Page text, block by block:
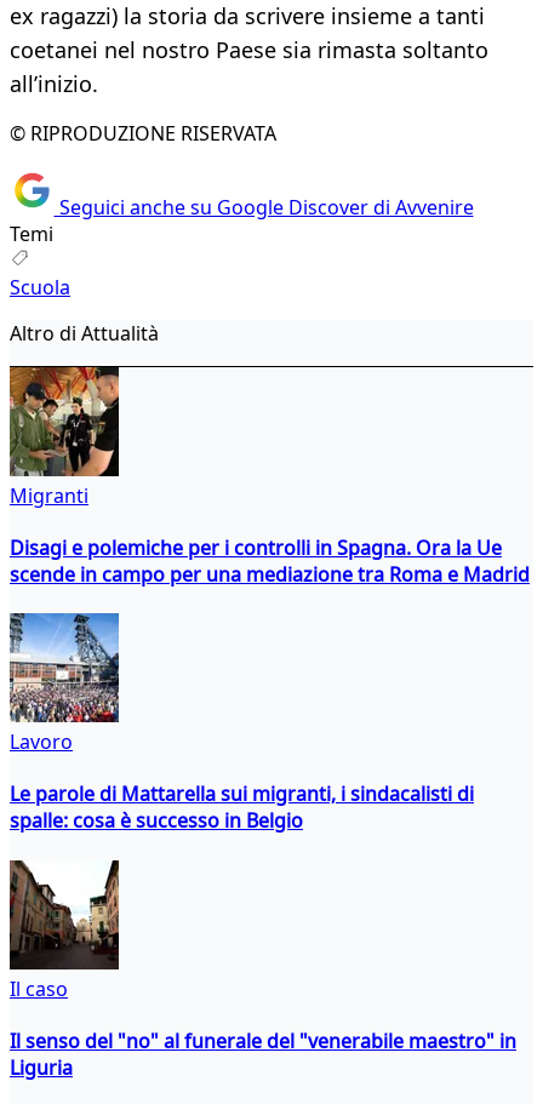
ex ragazzi) la storia da scrivere insieme a tanti
coetanei nel nostro Paese sia rimasta soltanto
all’inizio.
© RIPRODUZIONE RISERVATA
Seguici anche su Google Discover di Avvenire
Temi
Scuola
Altro di Attualità
Migranti
Disagi e polemiche per i controlli in Spagna. Ora la Ue
scende in campo per una mediazione tra Roma e Madrid
Lavoro
Le parole di Mattarella sui migranti, i sindacalisti di
spalle: cosa è successo in Belgio
Il caso
Il senso del "no" al funerale del "venerabile maestro" in
Liguria